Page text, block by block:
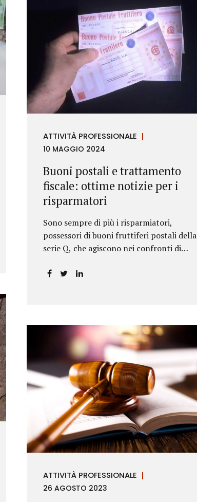
sezioni della rassegna riguardano le novità
nella disciplina internazionale e
nazionale, e forniscono informazioni su
eventuali consultazioni pubbliche e
su pronunce di particolare
rilevanza emesse nell’esercizio
dell’attività giurisdizionale. In questo
numero l’approfondimento è dedicato, in
particolare: alla recente normativa della
Package), tra cui il Regolamento
Antiriciclaggio e la Direttiva AML;
all’AMLA, ovvero alla nuova Autorità
europea che inizierà...
ATTIVITÀ PROFESSIONALE
10 MAGGIO 2024
Buoni postali e trattamento
fiscale: ottime notizie per i
risparmatori
Sono sempre di più i risparmiatori,
possessori di buoni fruttiferi postali della
serie Q, che agiscono nei confronti di
ATTIVITÀ PROFESSIONALE
26 AGOSTO 2023